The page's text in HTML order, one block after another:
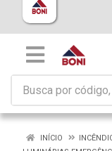
INÍCIO